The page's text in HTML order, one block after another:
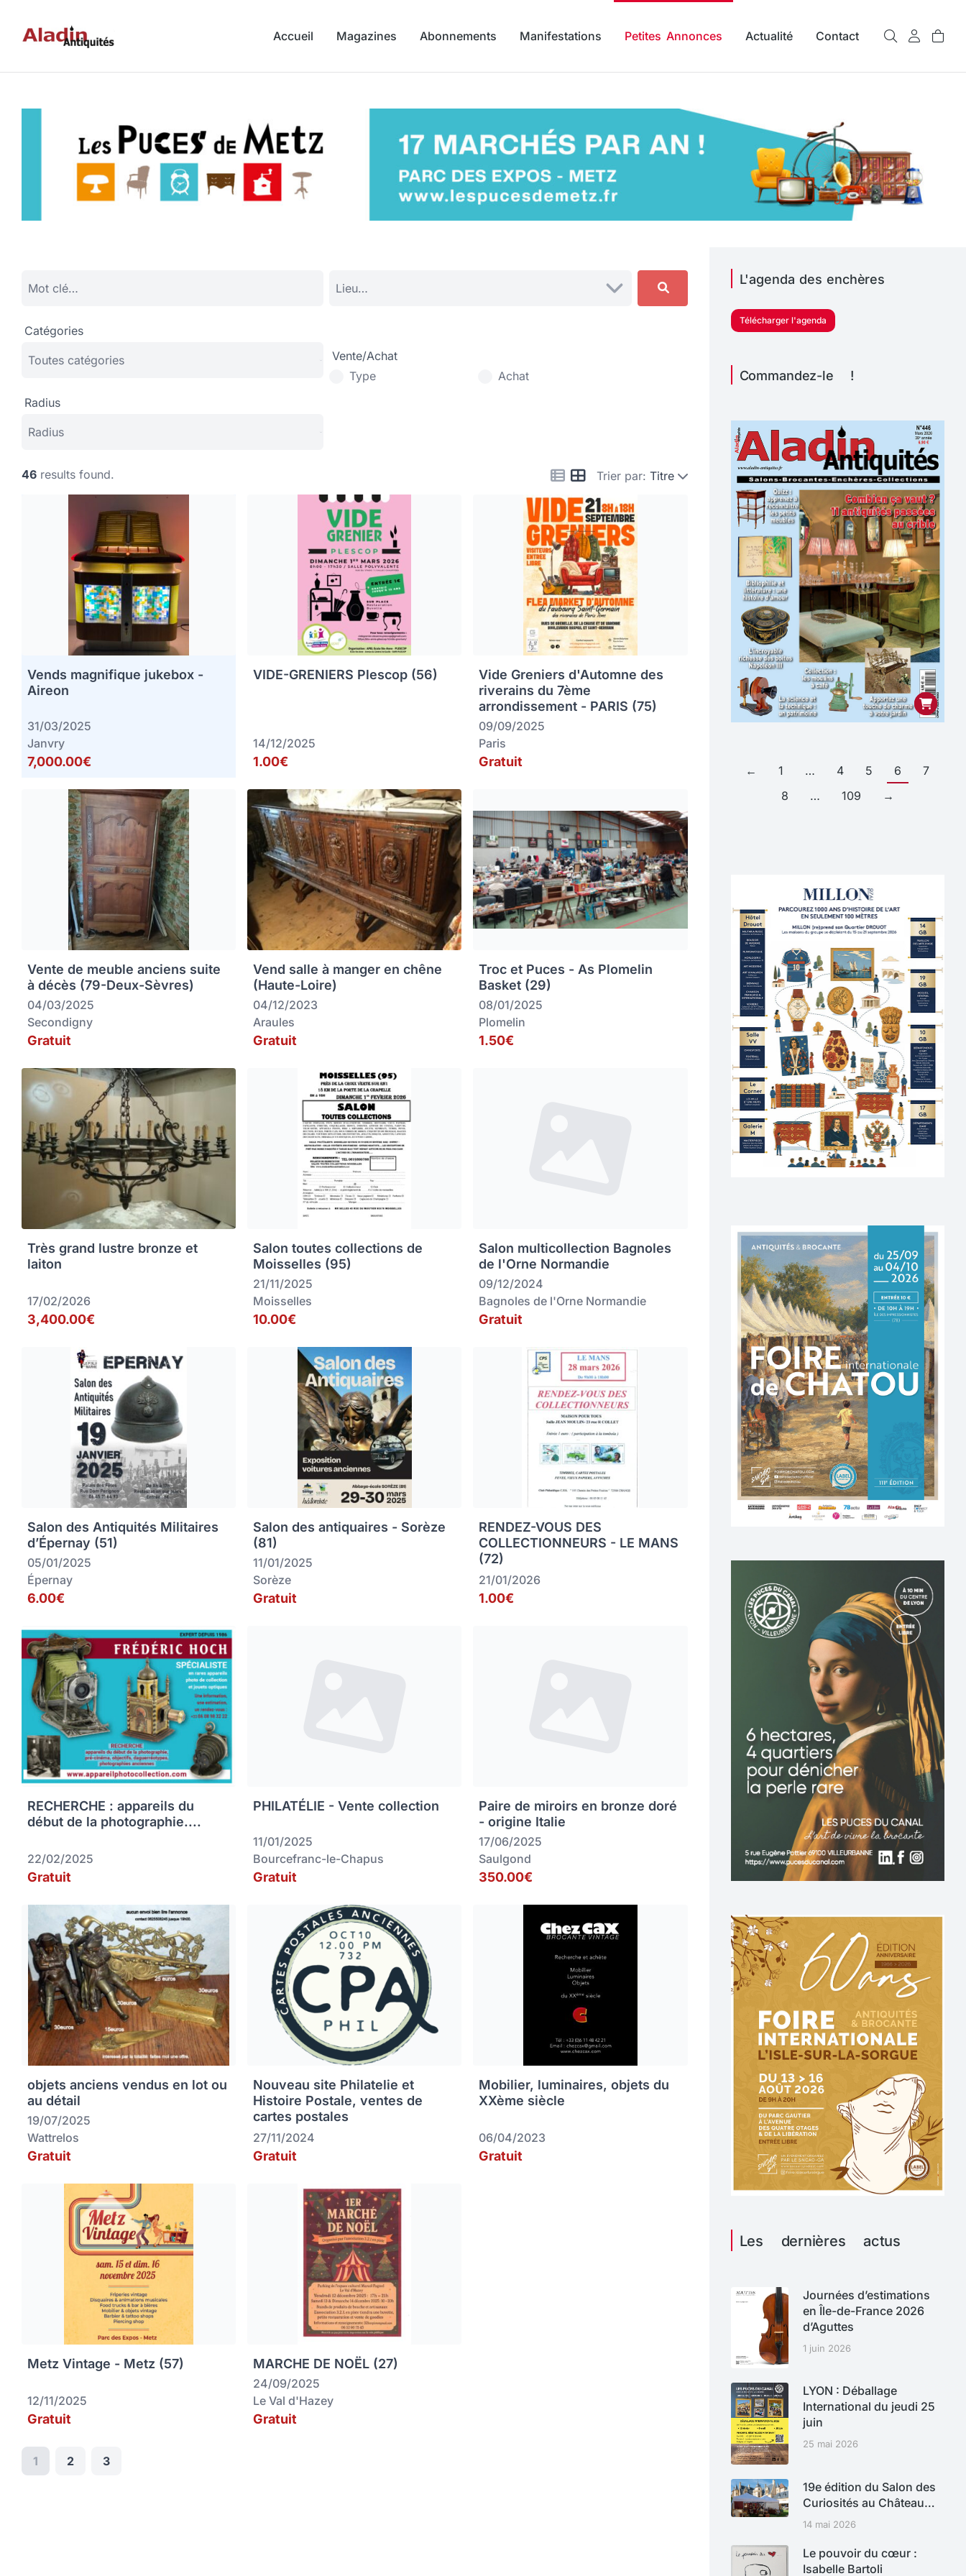
Accueil Magazines Abonnements Manifestations Petites Annonces Actualité Contact
Catégories
Vente/Achat
Type
Achat
Radius
Trier par: Titre
46 results found.
Vends magnifique jukebox -
Aireon
31/03/2025
Janvry
7,000.00€
VIDE-GRENIERS Plescop (56)
14/12/2025
1.00€
Vide Greniers d'Automne des
riverains du 7ème
arrondissement - PARIS (75)
09/09/2025
Paris
Gratuit
Vente de meuble anciens suite
à décès (79-Deux-Sèvres)
04/03/2025
Secondigny
Gratuit
Vend salle à manger en chêne
(Haute-Loire)
04/12/2023
Araules
Gratuit
Troc et Puces - As Plomelin
Basket (29)
08/01/2025
Plomelin
1.50€
Très grand lustre bronze et
laiton
17/02/2026
3,400.00€
Salon toutes collections de
Moisselles (95)
21/11/2025
Moisselles
10.00€
Salon multicollection Bagnoles
de l'Orne Normandie
09/12/2024
Bagnoles de l'Orne Normandie
Gratuit
Salon des Antiquités Militaires
d’Épernay (51)
05/01/2025
Épernay
6.00€
Salon des antiquaires - Sorèze
(81)
11/01/2025
Sorèze
Gratuit
RENDEZ-VOUS DES
COLLECTIONNEURS - LE MANS
(72)
21/01/2026
1.00€
RECHERCHE : appareils du
début de la photographie....
22/02/2025
Gratuit
PHILATÉLIE - Vente collection
11/01/2025
Bourcefranc-le-Chapus
Gratuit
Paire de miroirs en bronze doré
- origine Italie
17/06/2025
Saulgond
350.00€
objets anciens vendus en lot ou
au détail
19/07/2025
Wattrelos
Gratuit
Nouveau site Philatelie et
Histoire Postale, ventes de
cartes postales
27/11/2024
Gratuit
Mobilier, luminaires, objets du
XXème siècle
06/04/2023
Gratuit
Metz Vintage - Metz (57)
12/11/2025
Gratuit
MARCHE DE NOËL (27)
24/09/2025
Le Val d'Hazey
Gratuit
1 2 3
L'agenda des enchères
Télécharger l'agenda
Commandez-le !
← 1 … 4 5 6
7
8
… 109 →
Les dernières actus
Journées d’estimations
en Île-de-France 2026
d’Aguttes
1 juin 2026
LYON : Déballage
International du jeudi 25
juin
25 mai 2026
19e édition du Salon des
Curiosités au Château…
14 mai 2026
Le pouvoir du cœur :
Isabelle Bartoli